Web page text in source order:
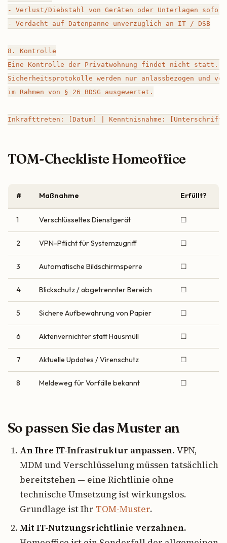
- Verlust/Diebstahl von Geräten oder Unterlagen sofort
- Verdacht auf Datenpanne unverzüglich an IT / DSB
8. Kontrolle
Eine Kontrolle der Privatwohnung findet nicht statt.
Sicherheitsprotokolle werden nur anlassbezogen und
im Rahmen von § 26 BDSG ausgewertet.
TOM-Checkliste Homeoffice
# Maßnahme Erfüllt?
1 Verschlüsseltes Dienstgerät ☐
2 VPN-Pflicht für Systemzugriff ☐
3 Automatische Bildschirmsperre ☐
4 Blickschutz / abgetrennter Bereich ☐
5 Sichere Aufbewahrung von Papier ☐
6 Aktenvernichter statt Hausmüll ☐
7 Aktuelle Updates / Virenschutz ☐
8 Meldeweg für Vorfälle bekannt ☐
So passen Sie das Muster an
An Ihre IT-Infrastruktur anpassen. VPN,
MDM und Verschlüsselung müssen tatsächlich
bereitstehen — eine Richtlinie ohne
technische Umsetzung ist wirkungslos.
Grundlage ist Ihr TOM-Muster.
Mit IT-Nutzungsrichtlinie verzahnen.